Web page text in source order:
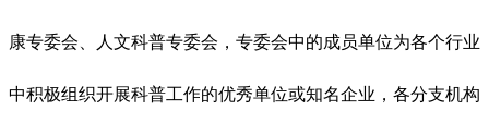
康专委会、人文科普专委会，专委会中的成员单位为各个行业
中积极组织开展科普工作的优秀单位或知名企业，各分支机构